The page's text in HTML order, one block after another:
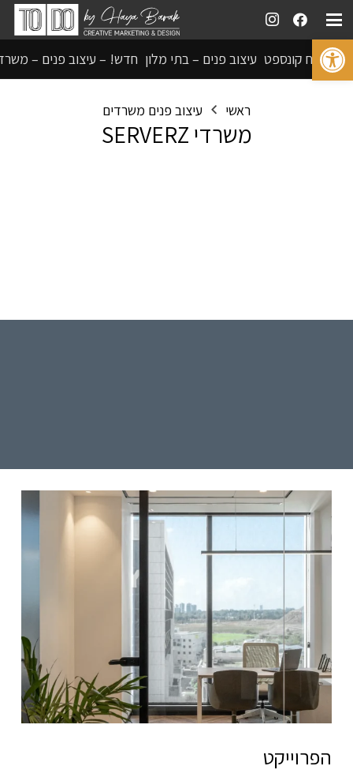
פתח סרגל נגישות
פיתוח קונספט עיצוב פנים – בתי מלון חדש! – עיצוב פנים –
ראשי עיצוב פנים משרדים
משרדי SERVERZ
הפרוייקט